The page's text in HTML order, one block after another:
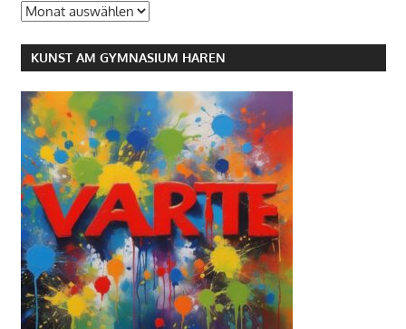
Archiv
KUNST AM GYMNASIUM HAREN